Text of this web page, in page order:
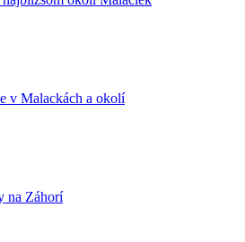
v Malackách a okolí
na Záhorí